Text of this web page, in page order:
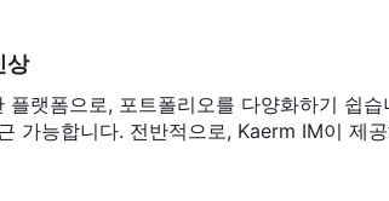
수적입니다. 이것은 ABX TRADE 감독 및 투자자
한 더 높은 수준의 안전과 보안을 보장하기 위해
제공합니다. 그들은 외환에 대한 액세스를 제공
상
랫폼으로, 포트폴리오를 다양화하기 쉽습
가능합니다. 전반적으로, Kaerm IM이 제